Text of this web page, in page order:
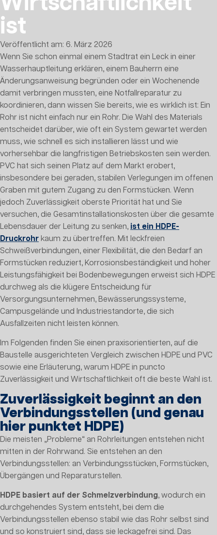
ist
Veröffentlicht am: 6. März 2026
Wenn Sie schon einmal einem Stadtrat ein Leck in einer
Wasserhauptleitung erklären, einem Bauherrn eine
Änderungsanweisung begründen oder ein Wochenende
damit verbringen mussten, eine Notfallreparatur zu
koordinieren, dann wissen Sie bereits, wie es wirklich ist: Ein
Rohr ist nicht einfach nur ein Rohr. Die Wahl des Materials
entscheidet darüber, wie oft ein System gewartet werden
muss, wie schnell es sich installieren lässt und wie
vorhersehbar die langfristigen Betriebskosten sein werden.
PVC hat sich seinen Platz auf dem Markt erobert,
insbesondere bei geraden, stabilen Verlegungen im offenen
Graben mit gutem Zugang zu den Formstücken. Wenn
jedoch Zuverlässigkeit oberste Priorität hat und Sie
versuchen, die Gesamtinstallationskosten über die gesamte
Lebensdauer der Leitung zu senken, ist ein HDPE-
Druckrohr kaum zu übertreffen. Mit leckfreien
Schweißverbindungen, einer Flexibilität, die den Bedarf an
Formstücken reduziert, Korrosionsbeständigkeit und hoher
Leistungsfähigkeit bei Bodenbewegungen erweist sich HDPE
durchweg als die klügere Entscheidung für
Versorgungsunternehmen, Bewässerungssysteme,
Campusgelände und Industriestandorte, die sich
Ausfallzeiten nicht leisten können.
Im Folgenden finden Sie einen praxisorientierten, auf die
Baustelle ausgerichteten Vergleich zwischen HDPE und PVC
sowie eine Erläuterung, warum HDPE in puncto
Zuverlässigkeit und Wirtschaftlichkeit oft die beste Wahl ist.
Zuverlässigkeit beginnt an den
Verbindungsstellen (und genau
hier punktet HDPE)
Die meisten „Probleme“ an Rohrleitungen entstehen nicht
mitten in der Rohrwand. Sie entstehen an den
Verbindungsstellen: an Verbindungsstücken, Formstücken,
Übergängen und Reparaturstellen.
HDPE basiert auf der Schmelzverbindung, wodurch ein
durchgehendes System entsteht, bei dem die
Verbindungsstellen ebenso stabil wie das Rohr selbst sind
und so konstruiert sind, dass sie leckagefrei sind. Das